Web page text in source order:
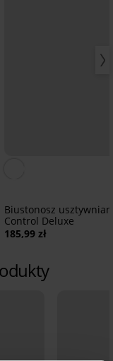
Biustonosz
Control Deluxe
185,99 zł